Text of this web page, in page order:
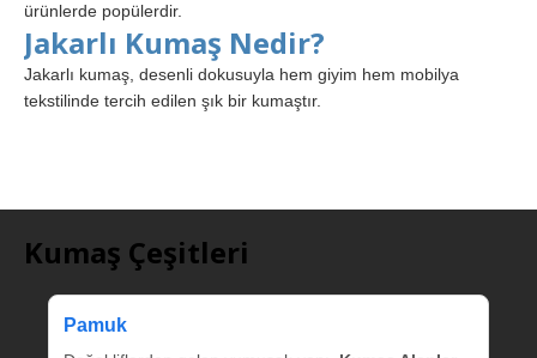
ürünlerde popülerdir.
Jakarlı Kumaş Nedir?
Jakarlı kumaş, desenli dokusuyla hem giyim hem mobilya
tekstilinde tercih edilen şık bir kumaştır.
Kumaş Çeşitleri
Pamuk